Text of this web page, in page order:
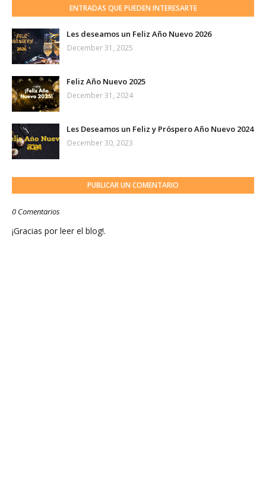
ENTRADAS QUE PUEDEN INTERESARTE
Les deseamos un Feliz Año Nuevo 2026
December 31, 2025
Feliz Año Nuevo 2025
December 31, 2024
Les Deseamos un Feliz y Próspero Año Nuevo 2024
December 30, 2023
PUBLICAR UN COMENTARIO
0 Comentarios
¡Gracias por leer el blog!.